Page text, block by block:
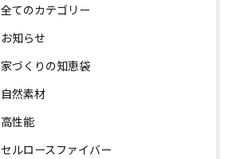
全てのカテゴリー
お知らせ
家づくりの知恵袋
自然素材
高性能
セルロースファイバー